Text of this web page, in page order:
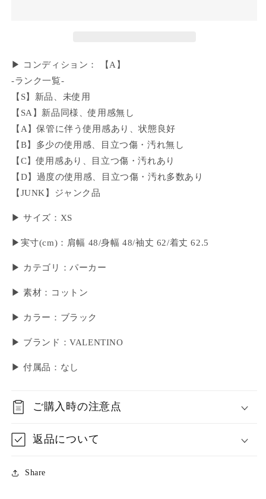
▶ コンディション： 【A】
-ランク一覧-
【S】新品、未使用
【SA】新品同様、使用感無し
【A】保管に伴う使用感あり、状態良好
【B】多少の使用感、目立つ傷・汚れ無し
【C】使用感あり、目立つ傷・汚れあり
【D】過度の使用感、目立つ傷・汚れ多数あり
【JUNK】ジャンク品
▶ サイズ：XS
▶︎実寸(cm)：肩幅 48/身幅 48/袖丈 62/着丈 62.5
▶ カテゴリ：パーカー
▶ 素材：コットン
▶ カラー：ブラック
▶ ブランド：VALENTINO
▶ 付属品：なし
ご購入時の注意点
返品について
Share